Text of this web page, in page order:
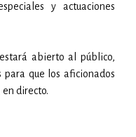
y actuaciones
abierto al público,
que los aficionados
directo.